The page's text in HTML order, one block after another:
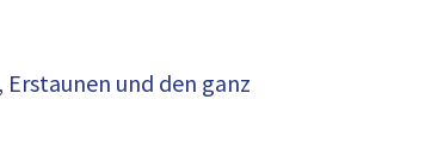
und den ganz